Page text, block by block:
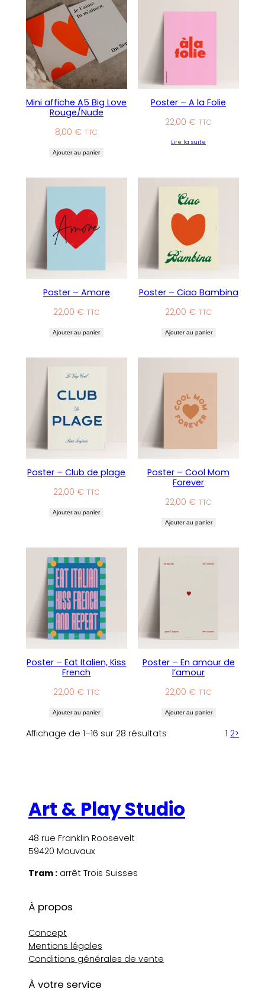
Mini affiche A5 Big Love
Rouge/Nude
8,00€ TTC
Ajouter au panier
Poster – A la Folie
22,00€ TTC
Lire la suite
Poster – Amore
22,00 € TTC
Ajouter au panier
Poster – Ciao Bambina
22,00€ TTC
Ajouter au panier
Poster – Club de plage
22,00 € TTC
Ajouter au panier
Poster – Cool Mom
Forever
22,00€ TTC
Ajouter au panier
Poster – Eat Italien, Kiss
French
22,00 € TTC
Ajouter au panier
Poster – En amour de
l’amour
22,00€ TTC
Ajouter au panier
Affichage de 1–16 sur 28 résultats 1 2>
Art & Play Studio
48 rue Franklin Roosevelt
59420 Mouvaux
Tram : arrêt Trois Suisses
À propos
Concept
Mentions légales
Conditions générales de vente
À votre service